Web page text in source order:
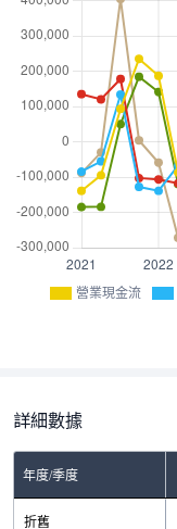
營業現金流
詳細數據
年度/季度
折舊